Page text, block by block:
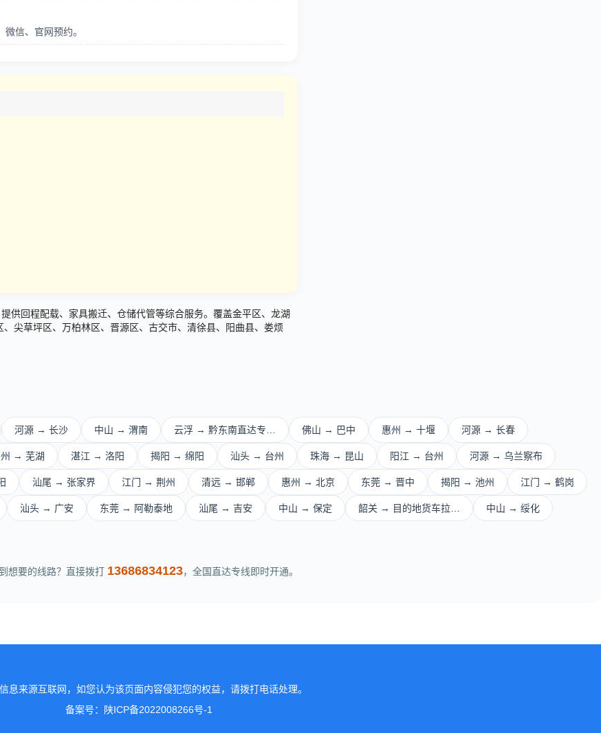
信、官网预约。
供回程配载、家具搬迁、仓储代管等综合服务。覆盖金平区、龙湖
尖草坪区、万柏林区、晋源区、古交市、清徐县、阳曲县、娄烦
河源 → 长沙 中山 → 渭南 云浮 → 黔东南直达专… 佛山 → 巴中 惠州 → 十堰 河源 → 长春
州 → 芜湖 湛江 → 洛阳 揭阳 → 绵阳 汕头 → 台州 珠海 → 昆山 阳江 → 台州 河源 → 乌兰察布
汕尾 → 张家界 江门 → 荆州 清远 → 邯郸 惠州 → 北京 东莞 → 晋中 揭阳 → 池州 江门 → 鹤岗
汕头 → 广安 东莞 → 阿勒泰地 汕尾 → 吉安 中山 → 保定 韶关 → 目的地货车拉… 中山 → 绥化
想要的线路？直接拨打 13686834123，全国直达专线即时开通。
息来源互联网，如您认为该页面内容侵犯您的权益，请拨打电话处理。
备案号：陕ICP备2022008266号-1